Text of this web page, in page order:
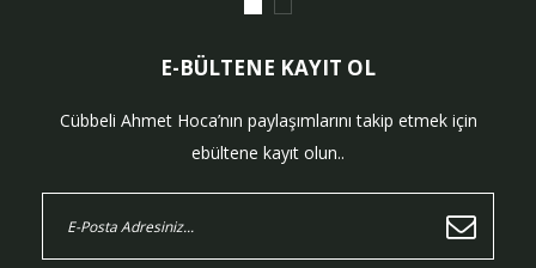
E-BÜLTENE KAYIT OL
Cübbeli Ahmet Hoca’nın paylaşımlarını takip etmek için
ebültene kayıt olun..